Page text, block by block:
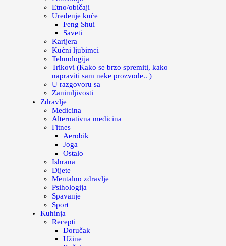
Etno/običaji
Uređenje kuće
Feng Shui
Saveti
Karijera
Kućni ljubimci
Tehnologija
Trikovi (Kako se brzo spremiti, kako
napraviti sam neke prozvode.. )
U razgovoru sa
Zanimljivosti
Zdravlje
Medicina
Alternativna medicina
Fitnes
Aerobik
Joga
Ostalo
Ishrana
Dijete
Mentalno zdravlje
Psihologija
Spavanje
Sport
Kuhinja
Recepti
Doručak
Užine